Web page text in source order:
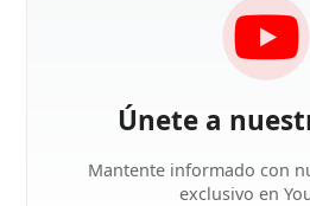
Únete a
Mantente informado con
exclusivo en